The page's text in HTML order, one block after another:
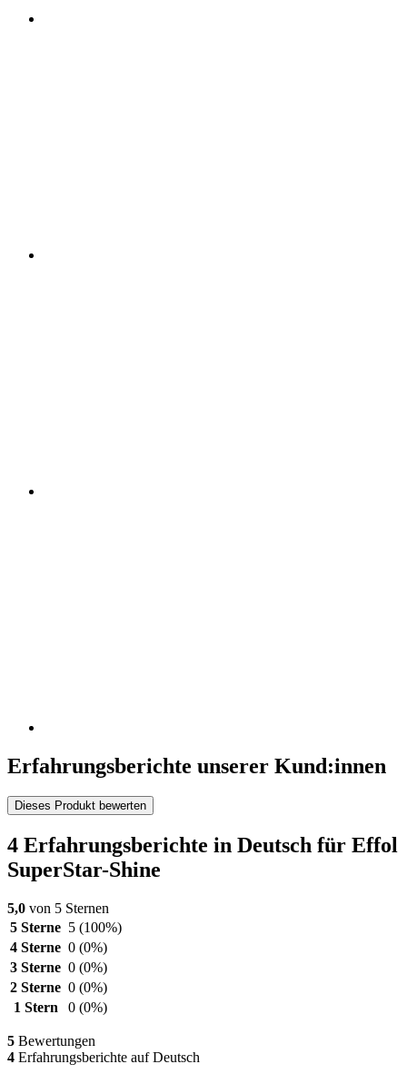
Erfahrungsberichte unserer Kund:innen
Dieses Produkt bewerten
4 Erfahrungsberichte in Deutsch für Effol
SuperStar-Shine
5,0 von 5 Sternen
5 Sterne 5 (100%)
4 Sterne 0 (0%)
3 Sterne 0 (0%)
2 Sterne 0 (0%)
1 Stern
0 (0%)
5 Bewertungen
4 Erfahrungsberichte auf Deutsch